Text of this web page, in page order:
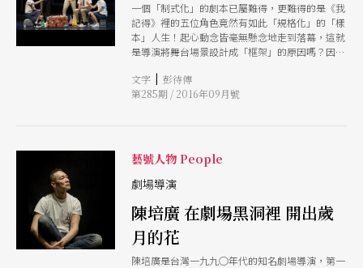
一個「制式化」的劇本已屬難得，更難得的是《我
記得》裡的五位角色竟然有如此「規格化」的「樣
本」人生！起心動念皆毫無懸念地走到落幕，這就
是導演將舞台場景設計成「框架」的原因嗎？因為
色「樣本」思維模式！於是他用「框架」來呈現場
景，用「框架」來告訴觀看者：「對！我就是被困
文字 | 彭待傳
第285期 / 2016年09月號
藝號人物 People
劇場導演
陳培廣 在劇場黑洞裡 開出歲
月的花
陳培廣是台灣一九九○年代的知名劇場導演，第一